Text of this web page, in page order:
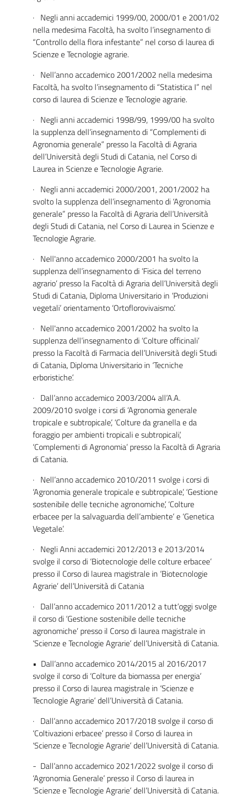
· Negli anni accademici 1999/00, 2000/01 e 2001/02
nella medesima Facoltà, ha svolto l’insegnamento di
“Controllo della flora infestante” nel corso di laurea di
Scienze e Tecnologie agrarie.
· Nell’anno accademico 2001/2002 nella medesima
Facoltà, ha svolto l’insegnamento di “Statistica I” nel
corso di laurea di Scienze e Tecnologie agrarie.
· Negli anni accademici 1998/99, 1999/00 ha svolto
la supplenza dell’insegnamento di “Complementi di
Agronomia generale” presso la Facoltà di Agraria
dell’Università degli Studi di Catania, nel Corso di
Laurea in Scienze e Tecnologie Agrarie.
· Negli anni accademici 2000/2001, 2001/2002 ha
svolto la supplenza dell’insegnamento di ‘Agronomia
generale” presso la Facoltà di Agraria dell’Università
degli Studi di Catania, nel Corso di Laurea in Scienze e
Tecnologie Agrarie.
· Nell'anno accademico 2000/2001 ha svolto la
supplenza dell’insegnamento di ‘Fisica del terreno
agrario’ presso la Facoltà di Agraria dell’Università degli
Studi di Catania, Diploma Universitario in ‘Produzioni
vegetali’ orientamento ‘Ortoflorovivaismo’.
· Nell'anno accademico 2001/2002 ha svolto la
supplenza dell’insegnamento di ‘Colture officinali’
presso la Facoltà di Farmacia dell’Università degli Studi
di Catania, Diploma Universitario in ‘Tecniche
erboristiche’.
· Dall’anno accademico 2003/2004 all’A.A.
2009/2010 svolge i corsi di ‘Agronomia generale
tropicale e subtropicale’, ‘Colture da granella e da
foraggio per ambienti tropicali e subtropicali’,
‘Complementi di Agronomia’ presso la Facoltà di Agraria
di Catania.
· Nell’anno accademico 2010/2011 svolge i corsi di
‘Agronomia generale tropicale e subtropicale’, ‘Gestione
sostenibile delle tecniche agronomiche’, ‘Colture
erbacee per la salvaguardia dell’ambiente’ e ‘Genetica
Vegetale’.
· Negli Anni accademici 2012/2013 e 2013/2014
svolge il corso di ‘Biotecnologie delle colture erbacee’
presso il Corso di laurea magistrale in ‘Biotecnologie
Agrarie’ dell’Università di Catania
· Dall’anno accademico 2011/2012 a tutt’oggi svolge
il corso di ‘Gestione sostenibile delle tecniche
agronomiche’ presso il Corso di laurea magistrale in
‘Scienze e Tecnologie Agrarie’ dell’Università di Catania.
• Dall’anno accademico 2014/2015 al 2016/2017
svolge il corso di ‘Colture da biomassa per energia’
presso il Corso di laurea magistrale in ‘Scienze e
Tecnologie Agrarie’ dell’Università di Catania.
· Dall’anno accademico 2017/2018 svolge il corso di
‘Coltivazioni erbacee’ presso il Corso di laurea in
‘Scienze e Tecnologie Agrarie’ dell’Università di Catania.
- Dall’anno accademico 2021/2022 svolge il corso di
‘Agronomia Generale’ presso il Corso di laurea in
‘Scienze e Tecnologie Agrarie’ dell’Università di Catania.